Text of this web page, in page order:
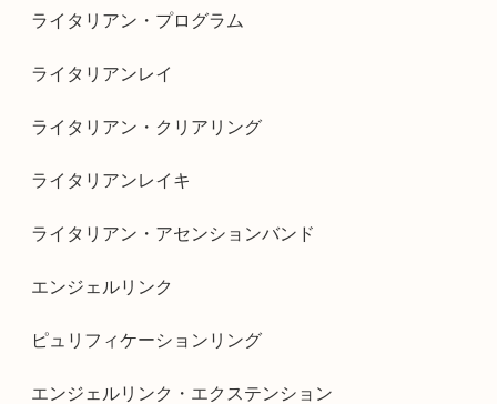
ライタリアン・プログラム
ライタリアンレイ
ライタリアン・クリアリング
ライタリアンレイキ
ライタリアン・アセンションバンド
エンジェルリンク
ピュリフィケーションリング
エンジェルリンク・エクステンション